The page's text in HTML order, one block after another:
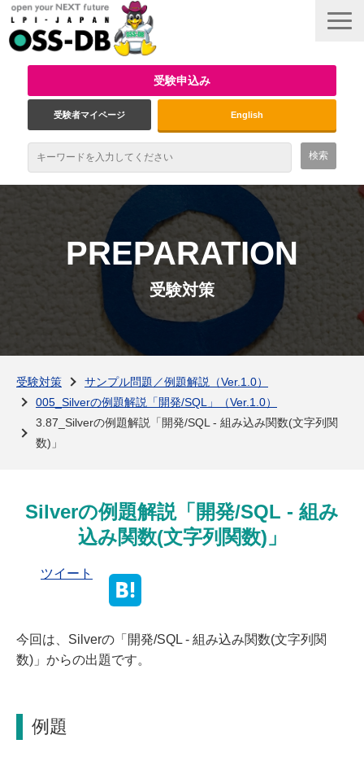
受験申込み
受験者マイページ English
試験概要
資格取得のメリット
受験対策
PREPARATION
受験対策
受験対策
サンプル問題／例題解説（Ver.1.0）
005_Silverの例題解説「開発/SQL」（Ver.1.0）
3.87_Silverの例題解説「開発/SQL - 組み込み関数(文字列関
数)」
Silverの例題解説「開発/SQL - 組み
込み関数(文字列関数)」
ツイート
今回は、Silverの「開発/SQL - 組み込み関数(文字列関
数)」からの出題です。
例題